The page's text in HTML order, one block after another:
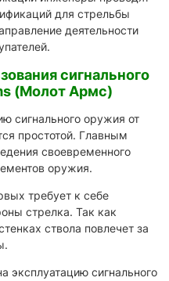
для стрельбы
деятельности
сигнального
(Молот Армс)
сигнального оружия от
простотой. Главным
своевременного
оружия.
требует к себе
стрелка. Так как
ствола повлечет за
эксплуатацию сигнального